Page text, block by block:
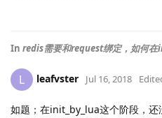
In redis需要和request绑定，如何
L leafvster Jul 16, 2018
如题；在init_by_lua这个阶段，